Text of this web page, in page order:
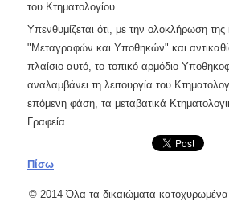
του Κτηματολογίου.
Υπενθυμίζεται ότι, με την ολοκλήρωση
"Μεταγραφών και Υποθηκών" και
πλαίσιο αυτό, το τοπικό αρμόδιο
αναλαμβάνει τη λειτουργία του
επόμενη φάση, τα μεταβατικά
Γραφεία.
Πίσω
© 2014 Όλα τα δικαιώματα κατοχυρωμένα